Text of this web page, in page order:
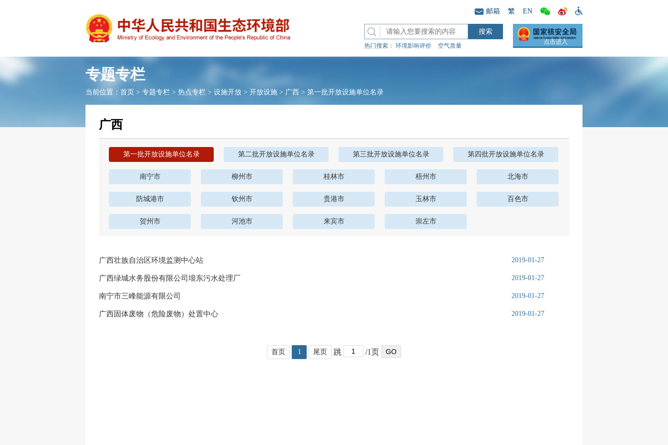
邮箱 繁 EN
热门搜索： 环境影响评价 空气质量
点击进入
专题专栏
当前位置： 首页 > 专题专栏 > 热点专栏 > 设施开放 > 开放设施 > 广西 > 第一批开放设施单位名录
广西
第一批开放设施单位名录 第二批开放设施单位名录 第三批开放设施单位名录 第四批开放设施单位名录
南宁市 柳州市 桂林市 梧州市 北海市
防城港市 钦州市 贵港市 玉林市 百色市
贺州市 河池市 来宾市 崇左市
2019-01-27
广西壮族自治区环境监测中心站
2019-01-27
广西绿城水务股份有限公司埌东污水处理厂
2019-01-27
南宁市三峰能源有限公司
2019-01-27
广西固体废物（危险废物）处置中心
首页 1 尾页 跳 /1页 GO